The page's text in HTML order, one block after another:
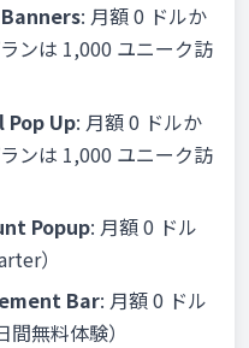
: 月額 0 ドルか
ンは 1,000 ユニーク訪
Pop Up: 月額 0 ドルか
ンは 1,000 ユニーク訪
Popup: 月額 0 ドル
）
Bar: 月額 0 ドル
無料体験）